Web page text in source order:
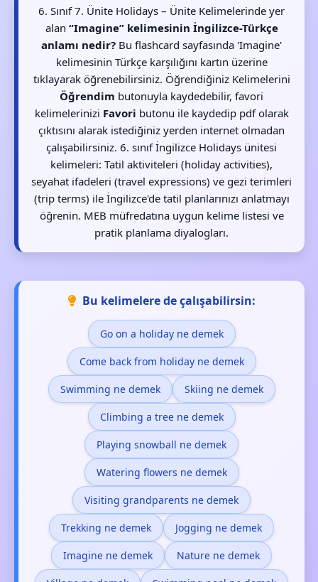
6. Sınıf 7. Ünite Holidays – Ünite Kelimelerinde yer
alan “Imagine” kelimesinin İngilizce-Türkçe
anlamı nedir? Bu flashcard sayfasında 'Imagine'
kelimesinin Türkçe karşılığını kartın üzerine
tıklayarak öğrenebilirsiniz. Öğrendiğiniz Kelimelerini
Öğrendim butonuyla kaydedebilir, favori
kelimelerinizi Favori butonu ile kaydedip pdf olarak
çıktısını alarak istediğiniz yerden internet olmadan
çalışabilirsiniz. 6. sınıf İngilizce Holidays ünitesi
kelimeleri: Tatil aktiviteleri (holiday activities),
seyahat ifadeleri (travel expressions) ve gezi terimleri
(trip terms) ile İngilizce'de tatil planlarınızı anlatmayı
öğrenin. MEB müfredatına uygun kelime listesi ve
pratik planlama diyalogları.
Bu kelimelere de çalışabilirsin:
Go on a holiday ne demek
Come back from holiday ne demek
Swimming ne demek Skiing ne demek
Climbing a tree ne demek
Playing snowball ne demek
Watering flowers ne demek
Visiting grandparents ne demek
Trekking ne demek Jogging ne demek
Imagine ne demek Nature ne demek